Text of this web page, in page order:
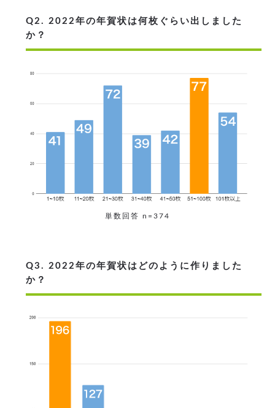
Q2. 2022年の年賀状は何枚ぐらい出しました
か？
単数回答 n=374
Q3. 2022年の年賀状はどのように作りました
か？